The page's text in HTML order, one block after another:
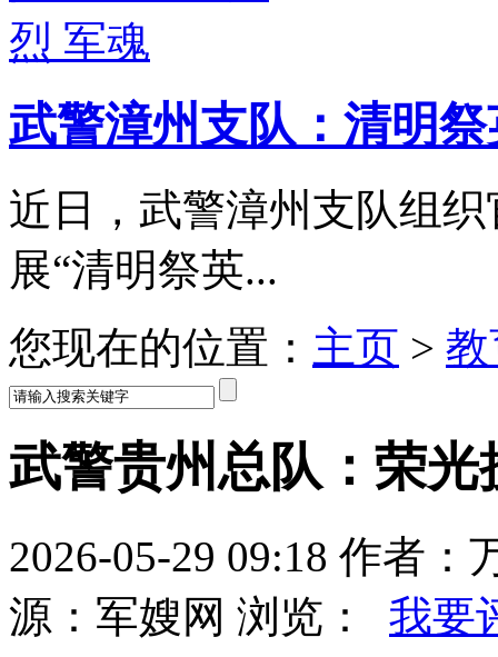
武警漳州支队：清明
近日，武警漳州支队组
展“清明祭英...
您现在的位置： 主页 >
武警贵州总队：荣
2026-05-29 09:18 作者
源：军嫂网 浏览：
我要